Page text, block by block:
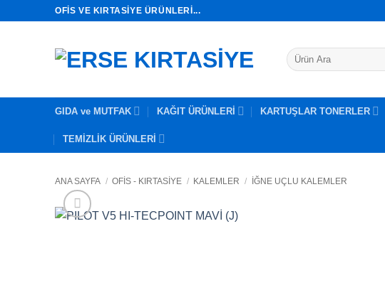
OFIS VE KIRTASIYE ÜRÜNLERI...
Ara:
GIDA ve MUTFAK KAĞIT ÜRÜNLERİ KARTUŞLAR TONERLER
TEMİZLİK ÜRÜNLERİ
ANA SAYFA / OFİS - KIRTASİYE / KALEMLER / İĞNE UÇLU KALEMLER